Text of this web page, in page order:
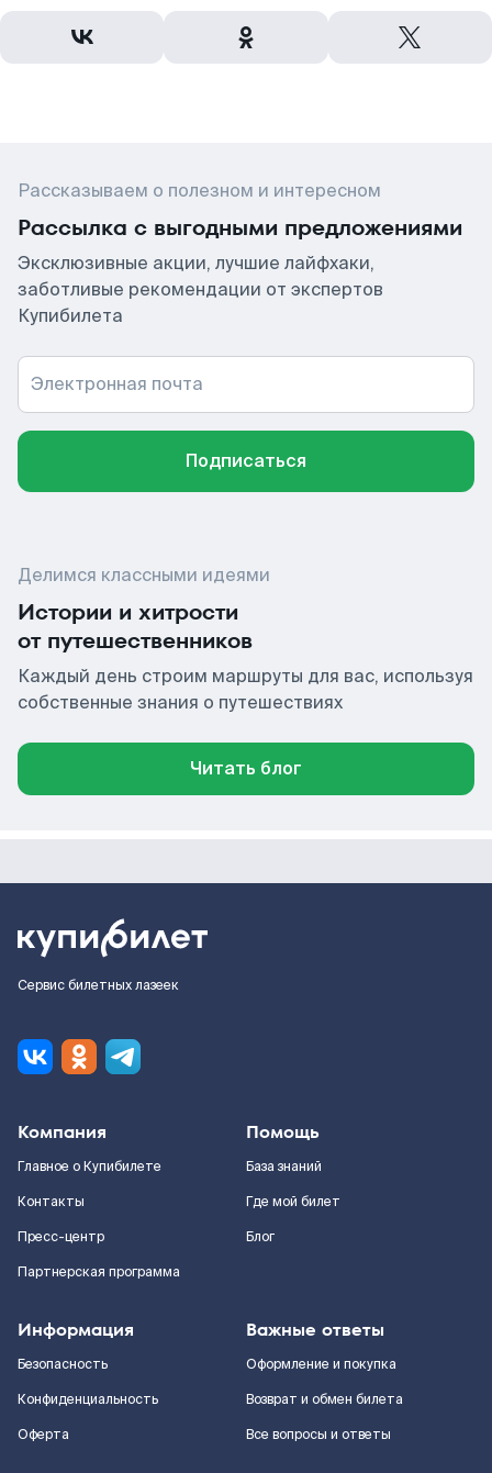
Рассказываем о полезном и интересном
Рассылка с выгодными предложениями
Эксклюзивные акции, лучшие лайфхаки,
заботливые рекомендации от экспертов
Купибилета
Электронная почта
Подписаться
Делимся классными идеями
Истории и хитрости
от путешественников
Каждый день строим маршруты для вас, используя
собственные знания о путешествиях
Читать блог
Сервис билетных лазеек
Компания
Главное о Купибилете
Контакты
Пресс-центр
Партнерская программа
Помощь
База знаний
Где мой билет
Блог
Информация
Безопасность
Конфиденциальность
Оферта
Важные ответы
Оформление и покупка
Возврат и обмен билета
Все вопросы и ответы